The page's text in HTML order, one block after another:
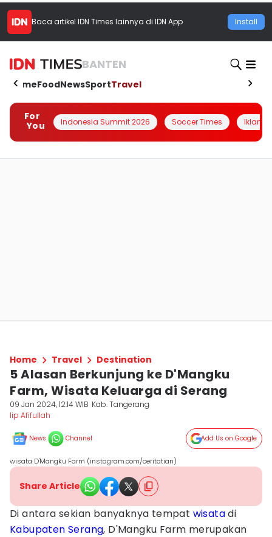
Baca artikel IDN Times lainnya di IDN App Install
BANTEN
HomeFoodNewsSportTravel
For
You
Indonesia Summit 2026 Soccer Times Iklanin
Home Travel Destination
5 Alasan Berkunjung ke D'Mangku
Farm, Wisata Keluarga di Serang
09 Jan 2024, 12:14 WIB Kab. Tangerang
Iip Afifullah
News Channel Add Us on Google
wisata D'Mangku Farm (instagram.com/ceritatian)
Share Article
Di antara sekian banyaknya tempat wisatadi
Kabupaten Serang, D'Mangku Farm merupakan